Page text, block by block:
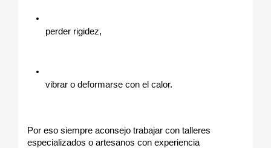
perder rigidez,
vibrar o deformarse con el calor.
Por eso siempre aconsejo trabajar con talleres
especializados o artesanos con experiencia